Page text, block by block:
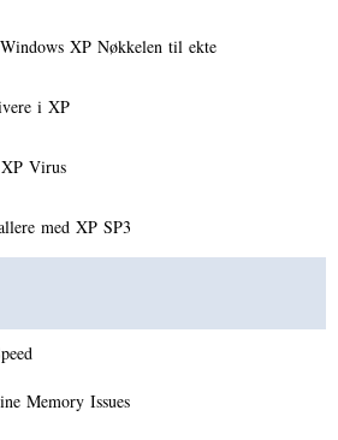
XP Nøkkelen til ekte
i XP
Virus
med XP SP3
Memory Issues